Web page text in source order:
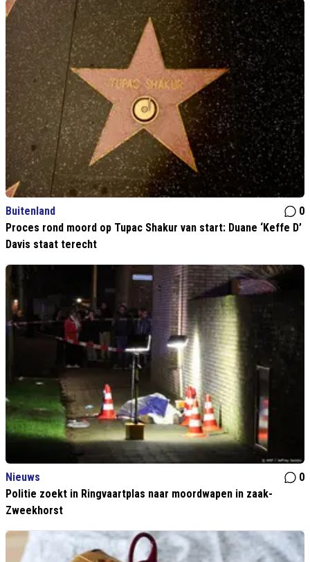
Buitenland
0
Proces rond moord op Tupac Shakur van start: Duane ‘Keffe D’
Davis staat terecht
Nieuws
0
Politie zoekt in Ringvaartplas naar moordwapen in zaak-
Zweekhorst